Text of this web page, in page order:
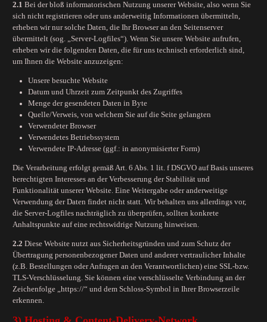
2.1 Bei der bloß informatorischen Nutzung unserer Website, also wenn Sie
sich nicht registrieren oder uns anderweitig Informationen übermitteln,
erheben wir nur solche Daten, die Ihr Browser an den Seitenserver
übermittelt (sog. „Server-Logfiles“). Wenn Sie unsere Website aufrufen,
erheben wir die folgenden Daten, die für uns technisch erforderlich sind,
um Ihnen die Website anzuzeigen:
Unsere besuchte Website
Datum und Uhrzeit zum Zeitpunkt des Zugriffes
Menge der gesendeten Daten in Byte
Quelle/Verweis, von welchem Sie auf die Seite gelangten
Verwendeter Browser
Verwendetes Betriebssystem
Verwendete IP-Adresse (ggf.: in anonymisierter Form)
Die Verarbeitung erfolgt gemäß Art. 6 Abs. 1 lit. f DSGVO auf Basis unseres
berechtigten Interesses an der Verbesserung der Stabilität und
Funktionalität unserer Website. Eine Weitergabe oder anderweitige
Verwendung der Daten findet nicht statt. Wir behalten uns allerdings vor,
die Server-Logfiles nachträglich zu überprüfen, sollten konkrete
Anhaltspunkte auf eine rechtswidrige Nutzung hinweisen.
2.2 Diese Website nutzt aus Sicherheitsgründen und zum Schutz der
Übertragung personenbezogener Daten und anderer vertraulicher Inhalte
(z.B. Bestellungen oder Anfragen an den Verantwortlichen) eine SSL-bzw.
TLS-Verschlüsselung. Sie können eine verschlüsselte Verbindung an der
Zeichenfolge „https://“ und dem Schloss-Symbol in Ihrer Browserzeile
erkennen.